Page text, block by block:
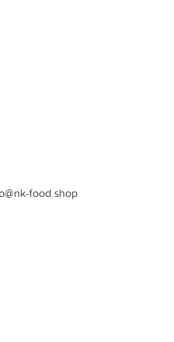
food.shop